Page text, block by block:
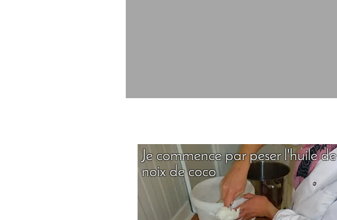
Je commence par peser l'huile de
noix de coco